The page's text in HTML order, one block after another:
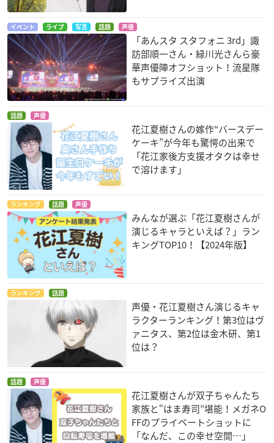
イベント ライブ 写真 話題 声優
「あんスタ スタフォニ 3rd」諏
訪部順一さん・緑川光さんら豪
華声優陣オフショット！流星隊
もサプライズ出演
話題 声優
花江夏樹さんの嫁作“バースデー
ケーキ”が今年も驚愕の出来で
「花江家後方支援オタクは幸せ
で溶けます」
ランキング 話題 声優
みんなが選ぶ「花江夏樹さんが
演じるキャラといえば？」ラン
キングTOP10！【2024年版】
ランキング 話題
声優・花江夏樹さん演じるキャ
ラクターランキング！第3位はヴ
ァニタス、第2位は金木研、第1
位は？
話題 声優
花江夏樹さんが双子ちゃんたち
家族と“はま寿司”堪能！メガネO
FFのプライベートショットに
「なんだ、この幸せ空間…」